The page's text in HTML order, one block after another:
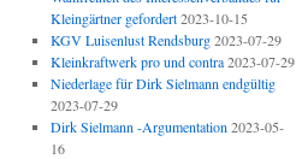
Kleingärtner gefordert 2023-10-15
KGV Luisenlust Rendsburg 2023-07-29
Kleinkraftwerk pro und contra 2023-07-29
Niederlage für Dirk Sielmann endgültig
2023-07-29
Dirk Sielmann -Argumentation 2023-05-
16